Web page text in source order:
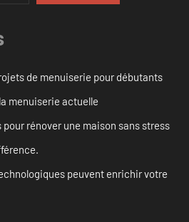
de menuiserie pour débutants
menuiserie actuelle
rénover une maison sans stress
peuvent enrichir votre